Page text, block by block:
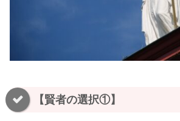
【賢者の選択①】